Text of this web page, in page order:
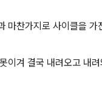
마찬가지로 사이클을 가
이겨 결국 내려오고 내